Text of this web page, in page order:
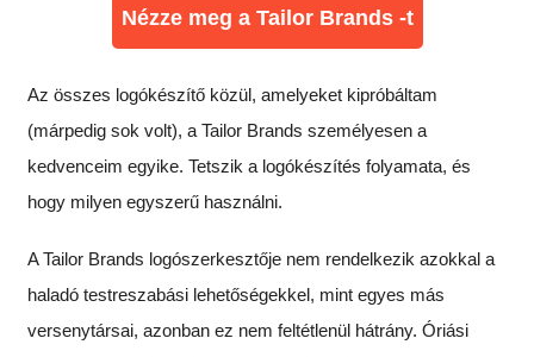
Nézze meg a Tailor Brands -t
Az összes logókészítő közül, amelyeket kipróbáltam
(márpedig sok volt), a Tailor Brands személyesen a
kedvenceim egyike. Tetszik a logókészítés folyamata, és
hogy milyen egyszerű használni.
A Tailor Brands logószerkesztője nem rendelkezik azokkal a
haladó testreszabási lehetőségekkel, mint egyes más
versenytársai, azonban ez nem feltétlenül hátrány. Óriási